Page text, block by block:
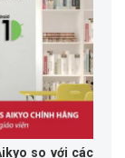
so với các